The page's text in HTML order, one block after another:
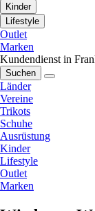
Kinder
Lifestyle
Outlet
Marken
Kundendienst in
Suchen
Länder
Vereine
Trikots
Schuhe
Ausrüstung
Kinder
Lifestyle
Outlet
Marken